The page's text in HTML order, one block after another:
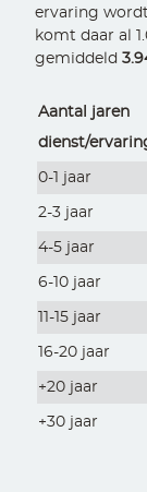
ervaring
komt daar al
gemiddeld
Aantal jaren
dienst/
0-1 jaar
2-3 jaar
4-5 jaar
6-10 jaar
11-15 jaar
16-20 jaar
+20 jaar
+30 jaar